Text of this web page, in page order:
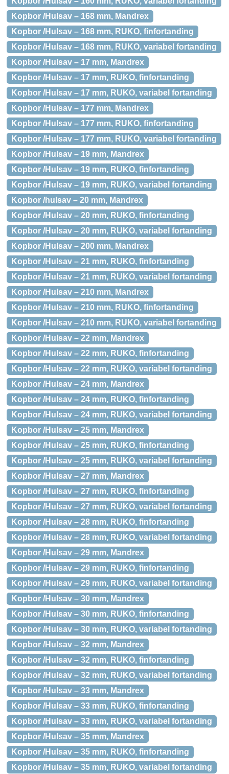
Kopbor /Hulsav – 168 mm, Mandrex
Kopbor /Hulsav – 168 mm, RUKO, finfortanding
Kopbor /Hulsav – 168 mm, RUKO, variabel fortanding
Kopbor /Hulsav – 17 mm, Mandrex
Kopbor /Hulsav – 17 mm, RUKO, finfortanding
Kopbor /Hulsav – 17 mm, RUKO, variabel fortanding
Kopbor /Hulsav – 177 mm, Mandrex
Kopbor /Hulsav – 177 mm, RUKO, finfortanding
Kopbor /Hulsav – 177 mm, RUKO, variabel fortanding
Kopbor /Hulsav – 19 mm, Mandrex
Kopbor /Hulsav – 19 mm, RUKO, finfortanding
Kopbor /Hulsav – 19 mm, RUKO, variabel fortanding
Kopbor /hulsav – 20 mm, Mandrex
Kopbor /Hulsav – 20 mm, RUKO, finfortanding
Kopbor /Hulsav – 20 mm, RUKO, variabel fortanding
Kopbor /Hulsav – 200 mm, Mandrex
Kopbor /Hulsav – 21 mm, RUKO, finfortanding
Kopbor /Hulsav – 21 mm, RUKO, variabel fortanding
Kopbor /Hulsav – 210 mm, Mandrex
Kopbor /Hulsav – 210 mm, RUKO, finfortanding
Kopbor /Hulsav – 210 mm, RUKO, variabel fortanding
Kopbor /Hulsav – 22 mm, Mandrex
Kopbor /Hulsav – 22 mm, RUKO, finfortanding
Kopbor /Hulsav – 22 mm, RUKO, variabel fortanding
Kopbor /Hulsav – 24 mm, Mandrex
Kopbor /Hulsav – 24 mm, RUKO, finfortanding
Kopbor /Hulsav – 24 mm, RUKO, variabel fortanding
Kopbor /Hulsav – 25 mm, Mandrex
Kopbor /Hulsav – 25 mm, RUKO, finfortanding
Kopbor /Hulsav – 25 mm, RUKO, variabel fortanding
Kopbor /Hulsav – 27 mm, Mandrex
Kopbor /Hulsav – 27 mm, RUKO, finfortanding
Kopbor /Hulsav – 27 mm, RUKO, variabel fortanding
Kopbor /Hulsav – 28 mm, RUKO, finfortanding
Kopbor /Hulsav – 28 mm, RUKO, variabel fortanding
Kopbor /Hulsav – 29 mm, Mandrex
Kopbor /Hulsav – 29 mm, RUKO, finfortanding
Kopbor /Hulsav – 29 mm, RUKO, variabel fortanding
Kopbor /Hulsav – 30 mm, Mandrex
Kopbor /Hulsav – 30 mm, RUKO, finfortanding
Kopbor /Hulsav – 30 mm, RUKO, variabel fortanding
Kopbor /Hulsav – 32 mm, Mandrex
Kopbor /Hulsav – 32 mm, RUKO, finfortanding
Kopbor /Hulsav – 32 mm, RUKO, variabel fortanding
Kopbor /Hulsav – 33 mm, Mandrex
Kopbor /Hulsav – 33 mm, RUKO, finfortanding
Kopbor /Hulsav – 33 mm, RUKO, variabel fortanding
Kopbor /Hulsav – 35 mm, Mandrex
Kopbor /Hulsav – 35 mm, RUKO, finfortanding
Kopbor /Hulsav – 35 mm, RUKO, variabel fortanding